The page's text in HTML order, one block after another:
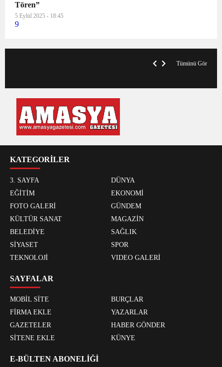
Tören”
5 Eylül 2025 - 18:45
9
Tümünü Gör
KATEGORİLER
3. SAYFA
DÜNYA
EĞİTİM
EKONOMİ
FOTO GALERİ
GÜNDEM
KÜLTÜR SANAT
MAGAZİN
BELEDİYE
SAĞLIK
SİYASET
SPOR
TEKNOLOJİ
VIDEO GALERİ
SAYFALAR
MOBİL SİTE
BURÇLAR
FİRMA EKLE
YAZARLAR
GAZETELER
HABER GÖNDER
SİTENE EKLE
KÜNYE
E-BÜLTEN ABONELİĞİ